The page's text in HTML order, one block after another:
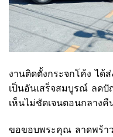
งานติดตั้งกระจกโค้ง ได้
เป็นอันเสร็จสมบูรณ์ ลดปั
เห็นไม่ชัดเจนตอนกลางคื
ขอขอบพระคุณ ลาดพร้า